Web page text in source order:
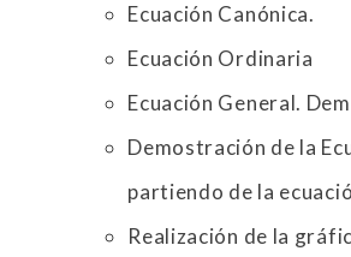
Ecuación Canónica.
Ecuación Ordinaria
Ecuación General.
Demostración de la
partiendo de la
Realización de la